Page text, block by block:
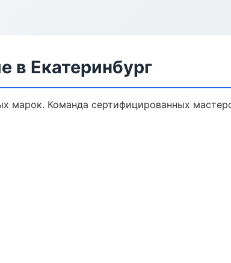
в Екатеринбург
марок. Команда сертифицированных